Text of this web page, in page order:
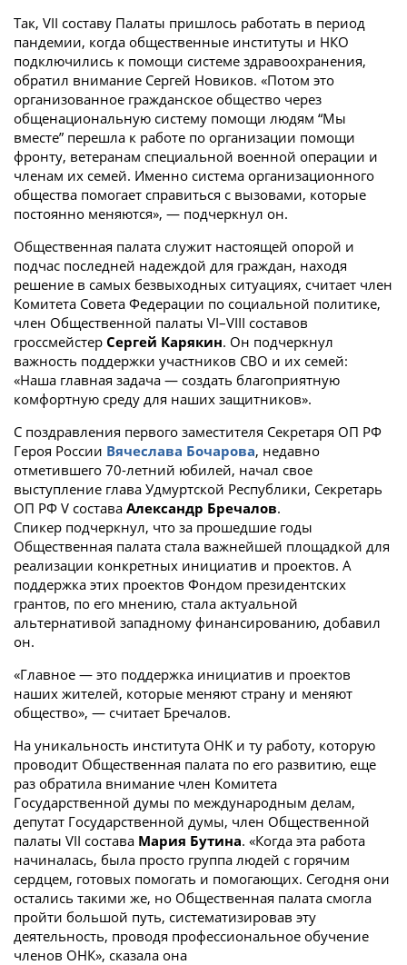
Так, VII составу Палаты пришлось работать в период
пандемии, когда общественные институты и НКО
подключились к помощи системе здравоохранения,
обратил внимание Сергей Новиков. «Потом это
организованное гражданское общество через
общенациональную систему помощи людям “Мы
вместе” перешла к работе по организации помощи
фронту, ветеранам специальной военной операции и
членам их семей. Именно система организационного
общества помогает справиться с вызовами, которые
постоянно меняются», — подчеркнул он.
Общественная палата служит настоящей опорой и
подчас последней надеждой для граждан, находя
решение в самых безвыходных ситуациях, считает член
Комитета Совета Федерации по социальной политике,
член Общественной палаты VI–VIII составов
гроссмейстер Сергей Карякин. Он подчеркнул
важность поддержки участников СВО и их семей:
«Наша главная задача — создать благоприятную
комфортную среду для наших защитников».
С поздравления первого заместителя Секретаря ОП РФ
Героя России Вячеслава Бочарова, недавно
отметившего 70-летний юбилей, начал свое
выступление глава Удмуртской Республики, Секретарь
ОП РФ V состава Александр Бречалов.
Спикер подчеркнул, что за прошедшие годы
Общественная палата стала важнейшей площадкой для
реализации конкретных инициатив и проектов. А
поддержка этих проектов Фондом президентских
грантов, по его мнению, стала актуальной
альтернативой западному финансированию, добавил
он.
«Главное — это поддержка инициатив и проектов
наших жителей, которые меняют страну и меняют
общество», — считает Бречалов.
На уникальность института ОНК и ту работу, которую
проводит Общественная палата по его развитию, еще
раз обратила внимание член Комитета
Государственной думы по международным делам,
депутат Государственной думы, член Общественной
палаты VII состава Мария Бутина. «Когда эта работа
начиналась, была просто группа людей с горячим
сердцем, готовых помогать и помогающих. Сегодня они
остались такими же, но Общественная палата смогла
пройти большой путь, систематизировав эту
деятельность, проводя профессиональное обучение
членов ОНК», сказала она